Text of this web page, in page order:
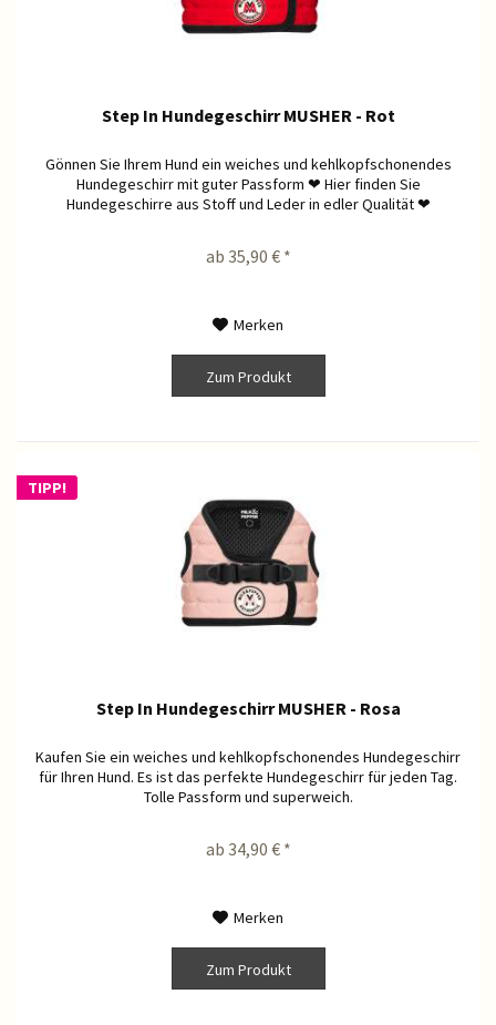
Step In Hundegeschirr MUSHER - Rot
Gönnen Sie Ihrem Hund ein weiches und kehlkopfschonendes
Hundegeschirr mit guter Passform ❤ Hier finden Sie
Hundegeschirre aus Stoff und Leder in edler Qualität ❤
ab 35,90 € *
Merken
Zum Produkt
TIPP!
Step In Hundegeschirr MUSHER - Rosa
Kaufen Sie ein weiches und kehlkopfschonendes Hundegeschirr
für Ihren Hund. Es ist das perfekte Hundegeschirr für jeden Tag.
Tolle Passform und superweich.
ab 34,90 € *
Merken
Zum Produkt